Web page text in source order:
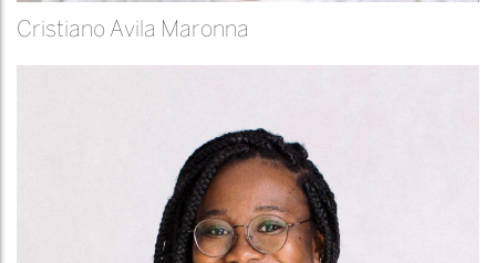
Cristiano Avila Maronna